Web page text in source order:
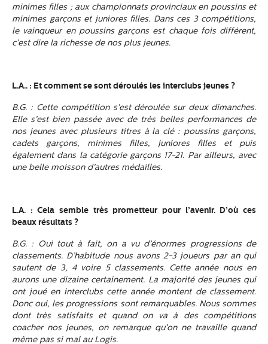
minimes filles ; aux championnats provinciaux en poussins et
minimes garçons et juniores filles. Dans ces 3 compétitions,
le vainqueur en poussins garçons est chaque fois différent,
c’est dire la richesse de nos plus jeunes.
L.A.. : Et comment se sont déroulés les interclubs jeunes ?
B.G. : Cette compétition s’est déroulée sur deux dimanches.
Elle s’est bien passée avec de très belles performances de
nos jeunes avec plusieurs titres à la clé : poussins garçons,
cadets garçons, minimes filles, juniores filles et puis
également dans la catégorie garçons 17-21. Par ailleurs, avec
une belle moisson d’autres médailles.
L.A. : Cela semble très prometteur pour l’avenir. D’où ces
beaux résultats ?
B.G. : Oui tout à fait, on a vu d’énormes progressions de
classements. D’habitude nous avons 2-3 joueurs par an qui
sautent de 3, 4 voire 5 classements. Cette année nous en
aurons une dizaine certainement. La majorité des jeunes qui
ont joué en interclubs cette année montent de classement.
Donc oui, les progressions sont remarquables. Nous sommes
dont très satisfaits et quand on va à des compétitions
coacher nos jeunes, on remarque qu’on ne travaille quand
même pas si mal au Logis.